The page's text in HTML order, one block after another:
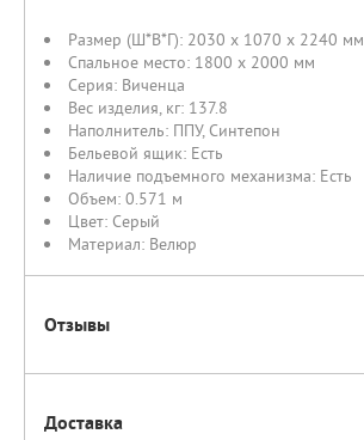
Размер (Ш*В*Г): 2030 x 1070 x 2240 мм
Спальное место: 1800 х 2000 мм
Серия: Виченца
Вес изделия, кг: 137.8
Наполнитель: ППУ, Синтепон
Бельевой ящик: Есть
Наличие подъемного механизма: Есть
Объем: 0.571 м
Цвет: Серый
Материал: Велюр
Отзывы
Доставка